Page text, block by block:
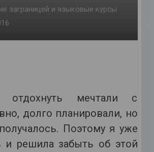
заграницей и языковые курсы
отдохнуть мечтали с
долго планировали, но
Поэтому я уже
и решила забыть об этой